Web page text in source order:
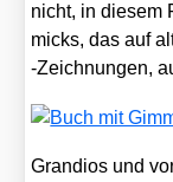
nicht, in die­sem
micks, das auf
‑Zeich­nun­gen,
Gran­di­os und